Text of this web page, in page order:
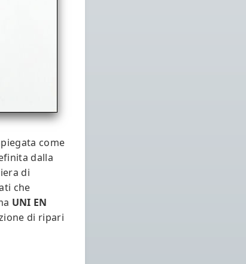
come
dalla
di
che
UNI EN
di ripari